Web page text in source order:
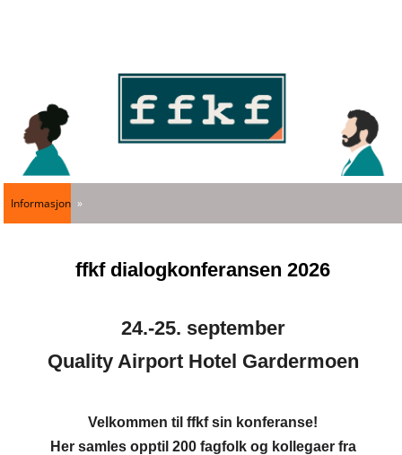
Informasjon
ffkf dialogkonferansen 2026
24.-25. september
Quality Airport Hotel Gardermoen
Velkommen til ffkf sin konferanse!
Her samles opptil 200 fagfolk og kollegaer fra